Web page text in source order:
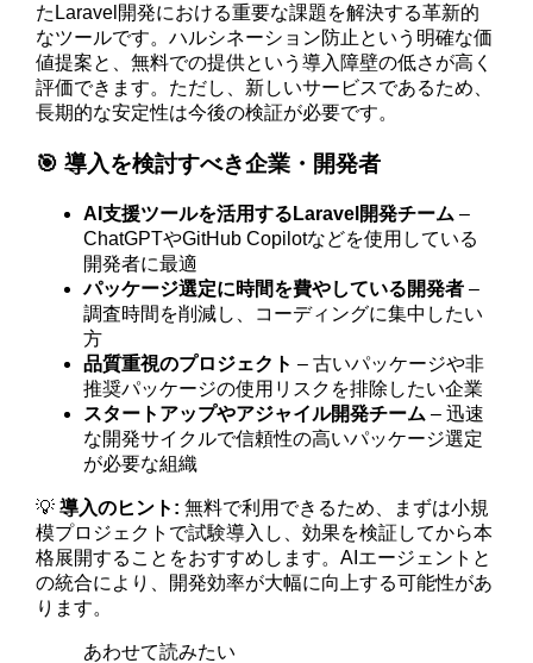
たLaravel開発における重要な課題を解決する革新的
なツールです。ハルシネーション防止という明確な価
値提案と、無料での提供という導入障壁の低さが高く
評価できます。ただし、新しいサービスであるため、
長期的な安定性は今後の検証が必要です。
🎯 導入を検討すべき企業・開発者
AI支援ツールを活用するLaravel開発チーム –
ChatGPTやGitHub Copilotなどを使用している
開発者に最適
パッケージ選定に時間を費やしている開発者 –
調査時間を削減し、コーディングに集中したい
方
品質重視のプロジェクト – 古いパッケージや非
推奨パッケージの使用リスクを排除したい企業
スタートアップやアジャイル開発チーム – 迅速
な開発サイクルで信頼性の高いパッケージ選定
が必要な組織
💡導入のヒント: 無料で利用できるため、まずは小規
模プロジェクトで試験導入し、効果を検証してから本
格展開することをおすすめします。AIエージェントと
の統合により、開発効率が大幅に向上する可能性があ
ります。
あわせて読みたい